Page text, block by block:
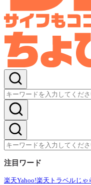
注目ワード
楽天Yahoo!楽天トラベル じゃ